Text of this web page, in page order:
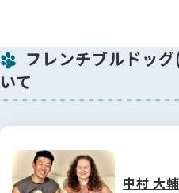
フレンチブルドッ
いて
中村 大輔